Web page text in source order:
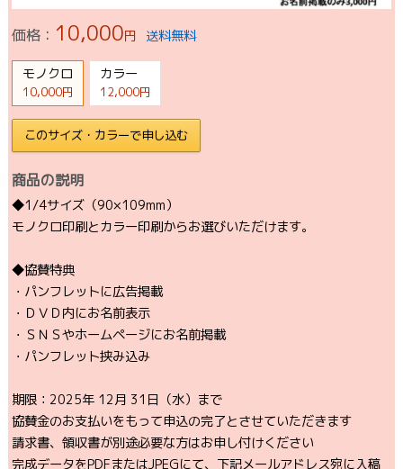
価格： 10,000円 送料無料
モノクロ
10,000円
カラー
12,000円
このサイズ・カラーで申し込む
商品の説明
◆1/4サイズ（90×109mm）
モノクロ印刷とカラー印刷からお選びいただけます。
◆協賛特典
・パンフレットに広告掲載
・ＤＶＤ内にお名前表示
・ＳＮＳやホームページにお名前掲載
・パンフレット挟み込み
期限：2025年 12月 31日（水）まで
協賛金のお支払いをもって申込の完了とさせていただきます
請求書、領収書が別途必要な方はお申し付けください
完成データをPDFまたはJPEGにて、下記メールアドレス宛に入稿